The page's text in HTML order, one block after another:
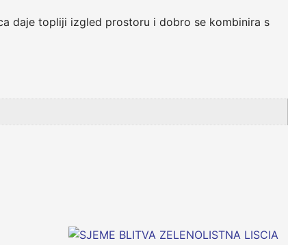
daje topliji izgled prostoru i dobro se kombinira s